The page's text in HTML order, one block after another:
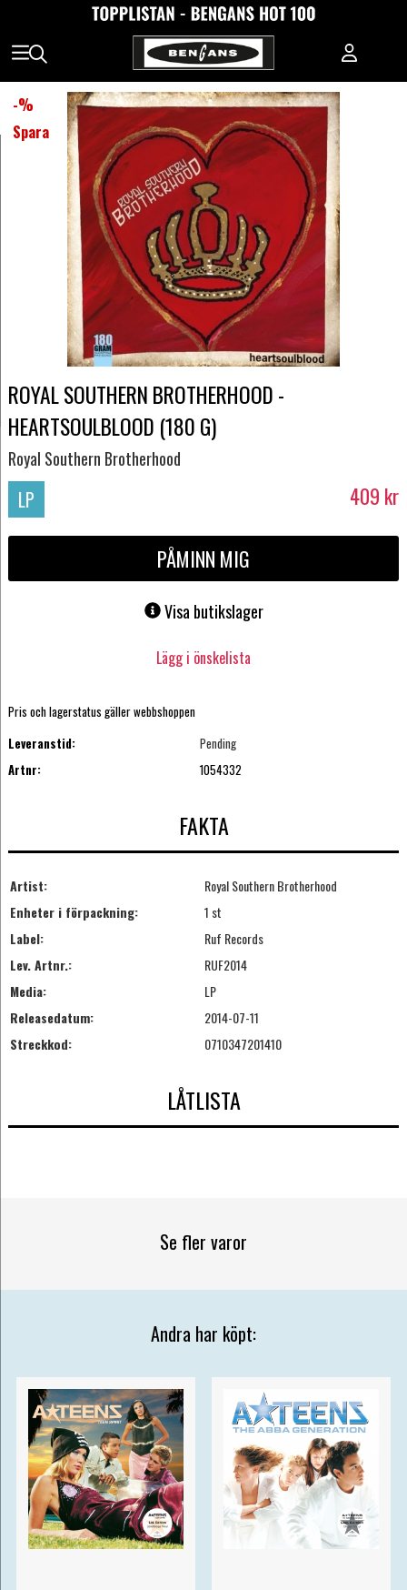
-%
Spara
ROYAL SOUTHERN BROTHERHOOD -
HEARTSOULBLOOD (180 G)
Royal Southern Brotherhood
LP 409 kr
PÅMINN MIG
Visa butikslager
Lägg i önskelista
Pris och lagerstatus gäller webbshoppen
Leveranstid:
Pending
Artnr:
1054332
FAKTA
Artist:
Royal Southern Brotherhood
Enheter i förpackning:
1 st
Label:
Ruf Records
Lev. Artnr.:
RUF2014
Media:
LP
Releasedatum:
2014-07-11
Streckkod:
0710347201410
LÅTLISTA
Se fler varor
Andra har köpt: